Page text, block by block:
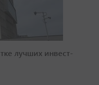
лучших инвест-